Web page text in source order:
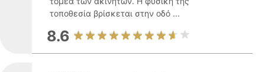
τοποθεσία βρίσκεται στην οδό ...
8.6